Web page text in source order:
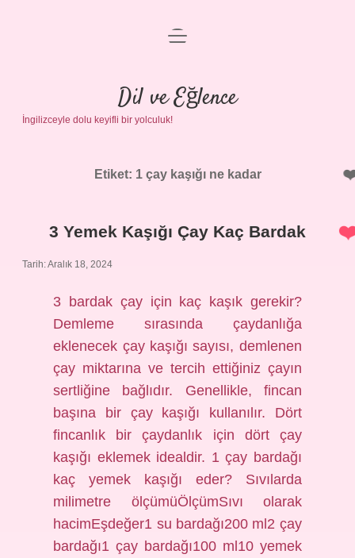
Anasayfa
Gizlilik Politikası
Yasal Uyarı
menüyü
Dil ve Eğlence
İngilizceyle dolu keyifli bir yolculuk!
Etiket: 1 çay kaşığı ne kadar
3 Yemek Kaşığı Çay Kaç Bardak
Tarih: Aralık 18, 2024
3 bardak çay için kaç kaşık gerekir?
Demleme sırasında çaydanlığa
eklenecek çay kaşığı sayısı, demlenen
çay miktarına ve tercih ettiğiniz çayın
sertliğine bağlıdır. Genellikle, fincan
başına bir çay kaşığı kullanılır. Dört
fincanlık bir çaydanlık için dört çay
kaşığı eklemek idealdir. 1 çay bardağı
kaç yemek kaşığı eder? Sıvılarda
milimetre ölçümüÖlçümSıvı olarak
hacimEşdeğer1 su bardağı200 ml2 çay
bardağı1 çay bardağı100 ml10 yemek